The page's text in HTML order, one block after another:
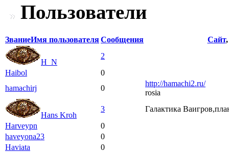
Пользователи
ЗваниеИмя пользователяСообщения Сайт
H_N
2
Haibol
0
hamachirj
0
http://hamachi2.ru/
rosia
Hans Kroh
3
Галактика
Harveypn
0
haveyona23
0
Haviata
0